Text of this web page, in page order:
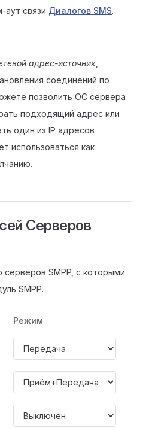
аут связи Диалогов SMS.
адрес-источник
соединений по
позволить ОС сервера
подходящий адрес или
один из IP адресов
использоваться как
Серверов
серверов SMPP, с которыми
SMPP.
Режим